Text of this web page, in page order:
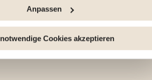
beachten Sie, dass bei der Deaktivierung
einige Funktionen oder Teile
nicht mehr normal zugänglich sind.
um : Ihre Nutzererfahrung zu
Sie Ihre Funktionen anpassen und sich
Anpassen
Cookies akzeptieren